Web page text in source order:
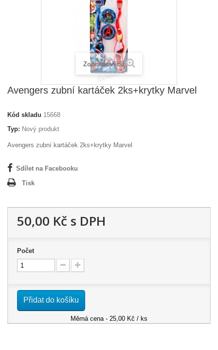
Zobrazit větší
Avengers zubní kartáček 2ks+krytky Marvel
Kód skladu 15668
Typ: Nový produkt
Avengers zubní kartáček 2ks+krytky Marvel
Sdílet na Facebooku
Tisk
50,00 Kč s DPH
Počet
Přidat do košíku
Měrná cena - 25,00 Kč / ks